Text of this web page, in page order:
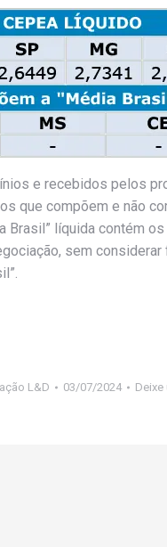
e recebidos pelos
que compõem e não
líquida contém os
sem
L&D 03/07/2024